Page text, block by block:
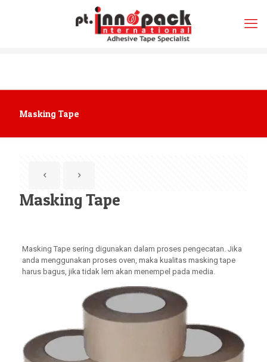
Masking Tape
Masking Tape
Masking Tape sering digunakan dalam proses pengecatan. Jika
anda menggunakan proses oven, maka kualitas masking tape
harus bagus, jika tidak lem akan menempel pada media.